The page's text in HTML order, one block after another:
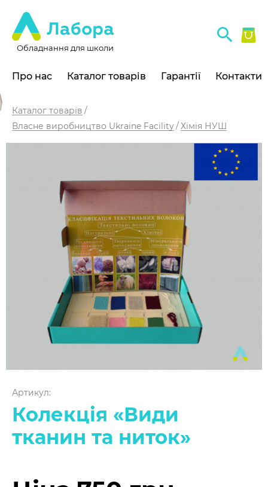
Обладнання для школи
Про нас Каталог товарів Гарантії Контакти
Каталог товарів
Власне виробництво Ukraine Facility
Хімія НУШ
Артикул:
Колекція «Види
тканин та ниток»